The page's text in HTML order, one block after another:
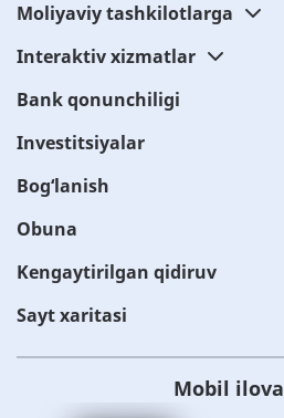
Moliyaviy tashkilotlarga
Interaktiv xizmatlar
Bank qonunchiligi
Investitsiyalar
Bog‘lanish
Obuna
Kengaytirilgan qidiruv
Sayt xaritasi
Mobil ilova